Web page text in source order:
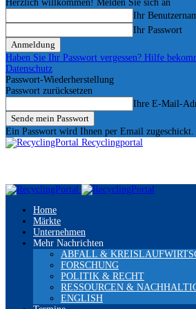
Herzlich willkommen! Melden Sie sich an
Ihr
Ihr Passwort
Haben Sie Ihr Passwort vergessen? Hilfe
Datenschutz
Passwort-Wiederherstellung
Passwort zurücksetzen
Ihre E-Mail-
Ein Passwort wird Ihnen per Email zugeschickt.
Recyclingportal
Home
Märkte
Unternehmen
Mehr Nachrichten
ABFALL &
FORSCHUNG
POLITIK & RECHT
RESSOURCEN &
ENGLISH